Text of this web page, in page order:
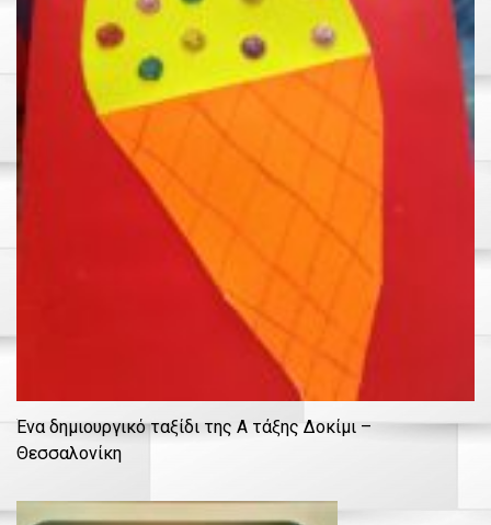
Ένα δημιουργικό ταξίδι της Α τάξης Δοκίμι –
Θεσσαλονίκη